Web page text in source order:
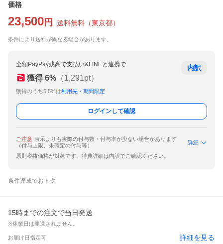
価格
23,500 円 送料無料 （東京都）
条件により送料が異なる場合があります。
全額PayPay残高で支払い&LINEと連携で
獲得 6% （1,291pt）
獲得のうち5.5%は利用先・期間限定
内訳
ログインして確認
ご注意 表示よりも実際の付与数・付与率が少ない場合があります
（付与上限、未確定の付与等）
詳細
原則税抜価格が対象です。特典詳細は内訳でご確認ください。
条件達成でおトク
15時までの注文で当日発送
※休業日は発送されません。
お届け日指定可 詳細を見る